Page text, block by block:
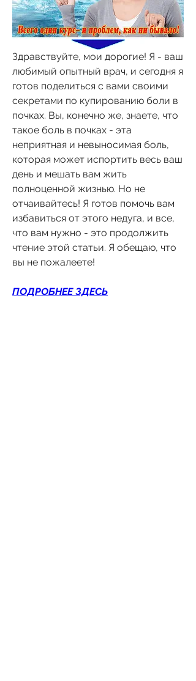
Здравствуйте, мои дорогие! Я - ваш
любимый опытный врач, и сегодня я
готов поделиться с вами своими
секретами по купированию боли в
почках. Вы, конечно же, знаете, что
такое боль в почках - эта
неприятная и невыносимая боль,
которая может испортить весь ваш
день и мешать вам жить
полноценной жизнью. Но не
отчаивайтесь! Я готов помочь вам
избавиться от этого недуга, и все,
что вам нужно - это продолжить
чтение этой статьи. Я обещаю, что
вы не пожалеете!
ПОДРОБНЕЕ ЗДЕСЬ